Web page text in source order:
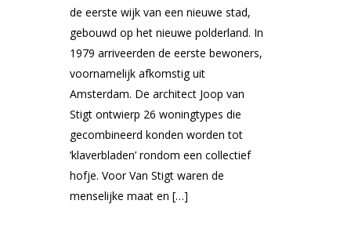
de eerste wijk van een nieuwe stad,
gebouwd op het nieuwe polderland. In
1979 arriveerden de eerste bewoners,
voornamelijk afkomstig uit
Amsterdam. De architect Joop van
Stigt ontwierp 26 woningtypes die
gecombineerd konden worden tot
‘klaverbladen’ rondom een collectief
hofje. Voor Van Stigt waren de
menselijke maat en […]